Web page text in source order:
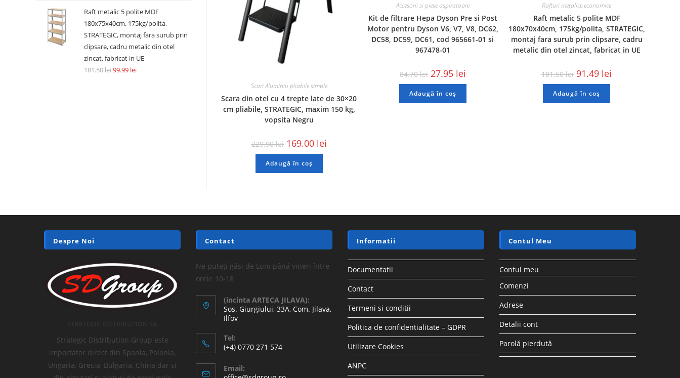
Scari Aluminiu pliabile simple
Scara din otel cu 4 trepte late de 30×20
cm pliabile, STRATEGIC, maxim 150 kg,
vopsita Negru
229.90lei 169.00 lei
Adaugă în coș
Accesorii si piese aspiratoare
Kit de filtrare Hepa Dyson Pre si Post
Motor pentru Dyson V6, V7, V8, DC62,
DC58, DC59, DC61, cod 965661-01 si
967478-01
84.70lei 27.95 lei
Adaugă în coș
Rafturi metalice economice
Raft metalic 5 polite MDF
180x70x40cm, 175kg/polita, STRATEGIC,
montaj fara surub prin clipsare, cadru
metalic din otel zincat, fabricat in UE
181.50lei 91.49 lei
Adaugă în coș
Raft metalic 5 polite MDF
180x75x40cm, 175kg/polita,
STRATEGIC, montaj fara surub prin
clipsare, cadru metalic din otel
zincat, fabricat in UE
181.50lei99.99 lei
Despre Noi
Strategic Distribution Group este
importator direct din Spania, Polonia,
Ungaria, Grecia, Bulgaria, China dar si
Contact
Ne puteți găsi de Luni până vineri între
orele 10-18
(incinta ARTECA JILAVA):
Sos. Giurgiului, 33A, Com. Jilava,
Ilfov
Tel:
(+4) 0770 271 574
Email:
Informatii
Documentatii
Contact
Termeni si conditii
Politica de confidentialitate – GDPR
Utilizare Cookies
ANPC
Contul Meu
Contul meu
Comenzi
Adrese
Detalii cont
Parolă pierdută